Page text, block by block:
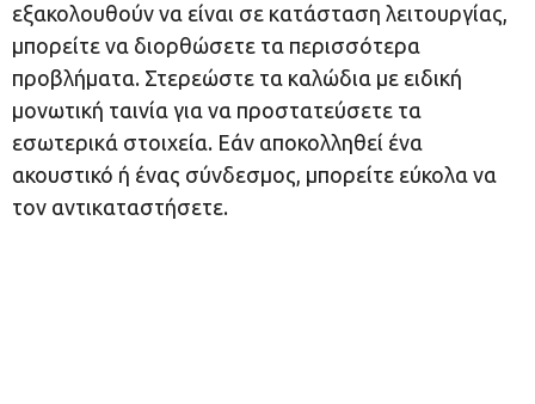
εξακολουθούν να είναι σε κατάσταση λειτουργίας,
μπορείτε να διορθώσετε τα περισσότερα
προβλήματα. Στερεώστε τα καλώδια με ειδική
μονωτική ταινία για να προστατεύσετε τα
εσωτερικά στοιχεία. Εάν αποκολληθεί ένα
ακουστικό ή ένας σύνδεσμος, μπορείτε εύκολα να
τον αντικαταστήσετε.